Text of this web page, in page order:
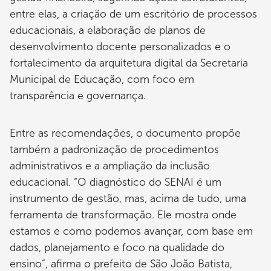
entre elas, a criação de um escritório de processos
educacionais, a elaboração de planos de
desenvolvimento docente personalizados e o
fortalecimento da arquitetura digital da Secretaria
Municipal de Educação, com foco em
transparência e governança.
Entre as recomendações, o documento propõe
também a padronização de procedimentos
administrativos e a ampliação da inclusão
educacional. “O diagnóstico do SENAI é um
instrumento de gestão, mas, acima de tudo, uma
ferramenta de transformação. Ele mostra onde
estamos e como podemos avançar, com base em
dados, planejamento e foco na qualidade do
ensino”, afirma o prefeito de São João Batista,